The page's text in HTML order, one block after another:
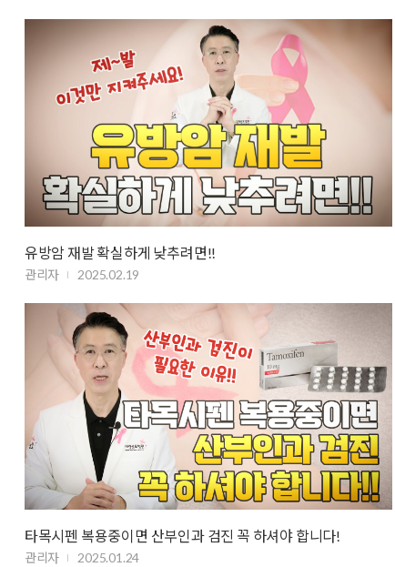
유방암 재발 확실하게 낮추려면!!
관리자 2025.02.19
타목시펜 복용중이면 산부인과 검진 꼭 하셔야 합니다!
관리자 2025.01.24